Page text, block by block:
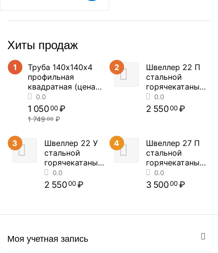
Хиты продаж
1
Труба 140х140х4
профильная
квадратная (цена
за метр погонный)
0.0
1 749 00 ₽
1 05000 ₽
2
Швеллер 22 П
стальной
горячекатаный
(цена за метр
погонный)
0.0
2 55000 ₽
3
Швеллер 22 У
стальной
горячекатаный
(цена за метр
погонный)
2 55000 ₽
4
Швеллер 27 П
стальной
горячекатаный
(цена за метр
погонный)
3 50000 ₽
Моя учетная запись